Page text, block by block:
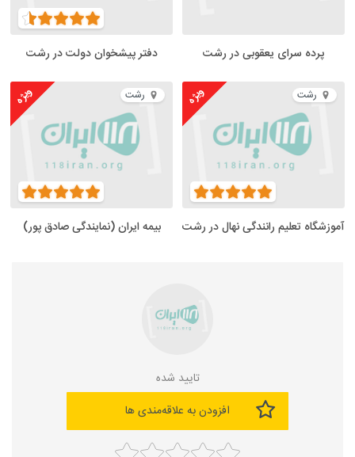
پرده سرای یعقوبی در رشت دفتر پیشخوان دولت در رشت
رشت ویژه
آموزشگاه تعلیم رانندگی نهال در رشت
رشت ویژه
بیمه ایران (نمایندگی صادق پور)
تایید شده
افزودن به علاقه‌مندی ها